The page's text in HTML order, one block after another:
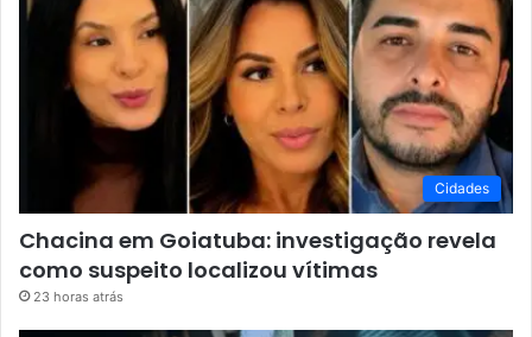
Cidades
Chacina em Goiatuba: investigação revela
como suspeito localizou vítimas
23 horas atrás